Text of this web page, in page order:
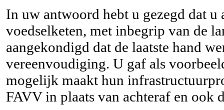
In uw antwoord hebt u gezegd dat
voedselketen, met inbegrip van de
aangekondigd dat de laatste hand
vereenvoudiging. U gaf als
mogelijk maakt hun
FAVV in plaats van achteraf en